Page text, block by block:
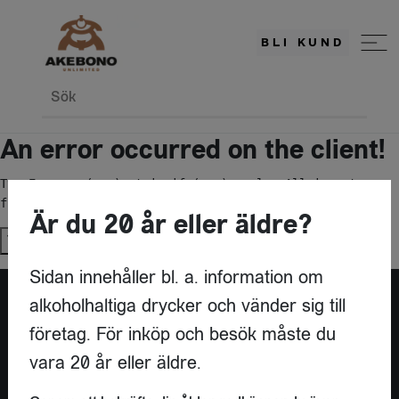
BLI KUND
Sök
An error occurred on the client!
TypeError: c(...).stringify(...).replaceAll is not a
function
Try againÄr du 20 år eller äldre?
Sidan innehåller bl. a. information om
alkoholhaltiga drycker och vänder sig till
företag. För inköp och besök måste du
vara 20 år eller äldre.